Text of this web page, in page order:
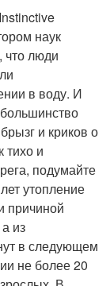
наук
что люди
в воду. И
и криков о
тихо и
подумайте
утопление
причиной
из
в следующем
не более 20